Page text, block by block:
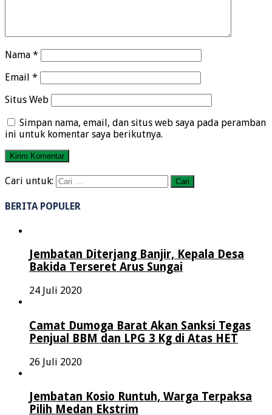
Nama *
Email *
Situs Web
Simpan nama, email, dan situs web saya pada peramban
ini untuk komentar saya berikutnya.
Cari untuk:
BERITA POPULER
Jembatan Diterjang Banjir, Kepala Desa
Bakida Terseret Arus Sungai
24 Juli 2020
Camat Dumoga Barat Akan Sanksi Tegas
Penjual BBM dan LPG 3 Kg di Atas HET
26 Juli 2020
Jembatan Kosio Runtuh, Warga Terpaksa
Pilih Medan Ekstrim